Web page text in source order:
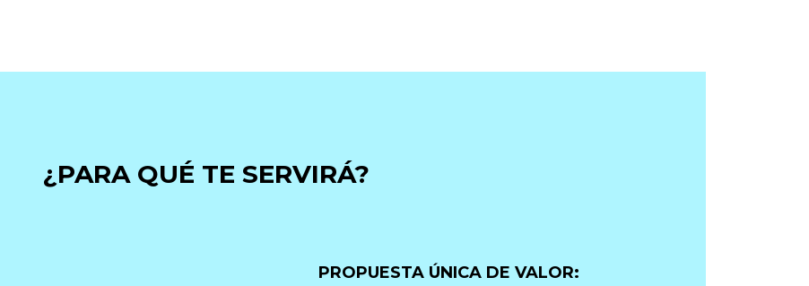
¿PARA QUÉ TE SERVIRÁ?
PROPUESTA ÚNICA DE VALOR: